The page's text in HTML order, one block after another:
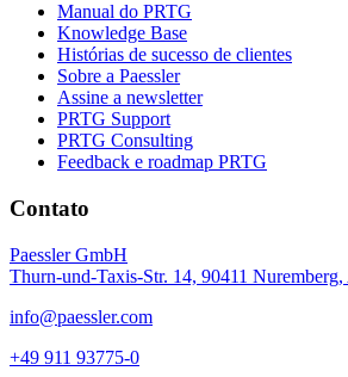
Manual do PRTG
Knowledge Base
Histórias de sucesso de clientes
Sobre a Paessler
Assine a newsletter
PRTG Support
PRTG Consulting
Feedback e roadmap PRTG
Contato
Paessler GmbH
Thurn-und-Taxis-Str. 14, 90411 Nuremberg,
info@paessler.com
+49 911 93775-0